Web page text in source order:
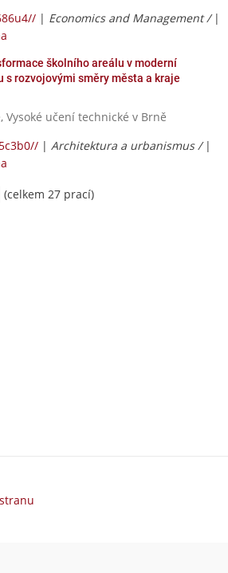
| Economics and Management / |
školního areálu v moderní
s rozvojovými směry města a kraje
Vysoké učení technické v Brně
| Architektura a urbanismus / |
(celkem 27 prací)